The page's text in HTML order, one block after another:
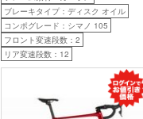
ブレーキタイプ：ディスク オイル
コンポグレード：シマノ 105
フロント変速段数：2
リア変速段数：12